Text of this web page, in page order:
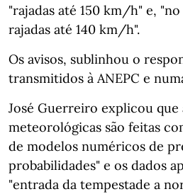
"rajadas até 150 km/h" e, "no
rajadas até 140 km/h".
Os avisos, sublinhou o
transmitidos à ANEPC e
José Guerreiro explicou que
meteorológicas são feitas
de modelos numéricos de
probabilidades" e os dados
"entrada da tempestade a